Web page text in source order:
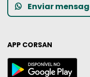
Enviar
APP CORSAN